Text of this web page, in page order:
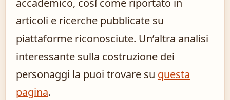
accademico, così come riportato in
articoli e ricerche pubblicate su
piattaforme riconosciute. Un’altra analisi
interessante sulla costruzione dei
personaggi la puoi trovare su questa
pagina.